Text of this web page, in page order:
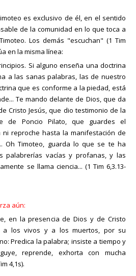
es exclusivo de él, en el sentido
de la comunidad en lo que toca a
Los demás "escuchan" (1 Tim
en la misma línea:
Si alguno enseña una doctrina
a las sanas palabras, las de nuestro
que es conforme a la piedad, está
Te mando delante de Dios, que da
Cristo Jesús, que dio testimonio de la
de Poncio Pilato, que guardes el
ni reproche hasta la manifestación de
Oh Timoteo, guarda lo que se te ha
palabrerías vacías y profanas, y las
se llama ciencia... (1 Tim 6,3.13-
aún:
en la presencia de Dios y de Cristo
a los vivos y a los muertos, por su
Predica la palabra; insiste a tiempo y
reprende, exhorta con mucha
4,1s).